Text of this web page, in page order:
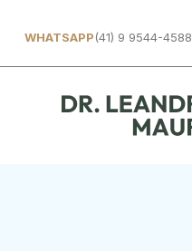
WHATSAPP(41) 9 9544-4588